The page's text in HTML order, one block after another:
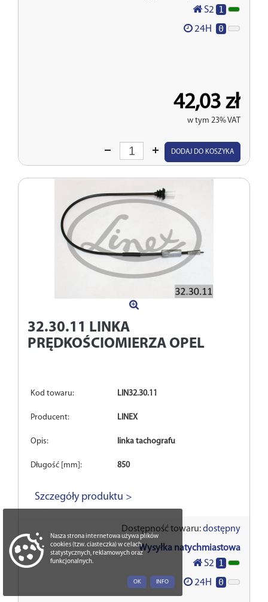
S2 1
24H 0
42,03 zł
w tym 23% VAT
Wprowadź
DODAJ DO KOSZYKA
32.30.11
LINKA
PRĘDKOŚCIOMIERZA OPEL
Kod towaru: LIN32.30.11
Producent: LINEX
Opis: linka tachografu
Długość [mm]: 850
Szczegóły produktu >
Dostępność towaru:dostępny
Wysyłka natychmiastowa
S2 1
24H 0
Nasza strona internetowa używa plików
cookies (tzw. ciasteczka) w celach
statystycznych, reklamowych oraz
funkcjonalnych.
INFO
OK